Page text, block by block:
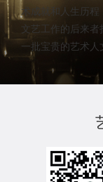
术成就和人生历
文艺工作的后来
一批宝贵的艺术人